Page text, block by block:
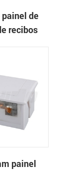
de
recibos
painel